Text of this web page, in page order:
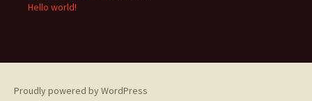
Hello world!
Proudly powered by WordPress